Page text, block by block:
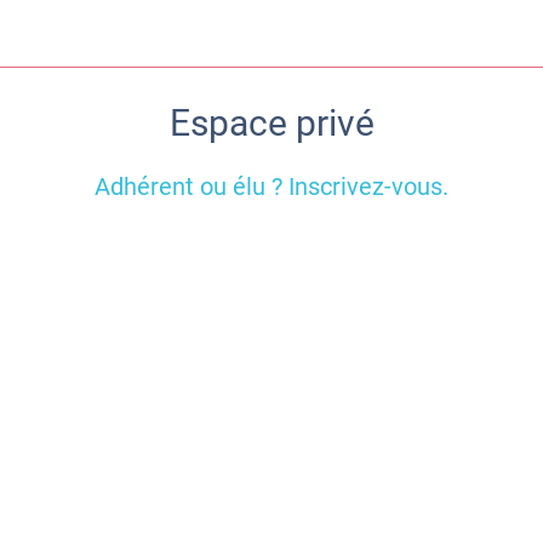
Espace privé
Adhérent ou élu ? Inscrivez-vous.